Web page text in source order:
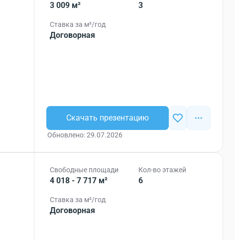
3 009 м² 3
Ставка за м²/год
Договорная
Скачать презентацию
Обновлено: 29.07.2026
Свободные площади
4 018 - 7 717 м²
Кол-во этажей
6
Ставка за м²/год
Договорная